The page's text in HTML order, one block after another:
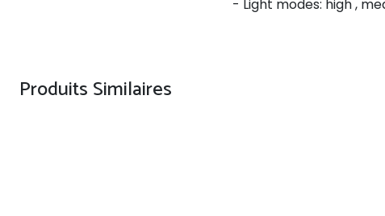
- Light modes: high ,
Produits Similaires